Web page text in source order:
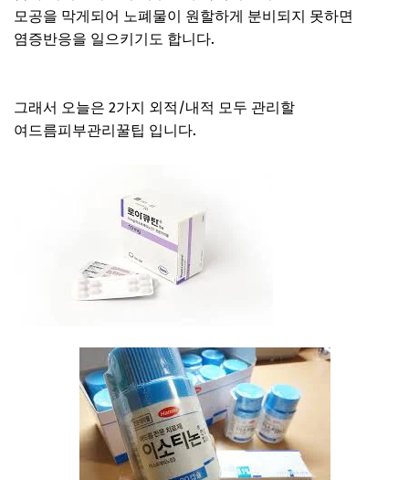
모공을 막게되어 노폐물이 원할하게 분비되지 못하면
염증반응을 일으키기도 합니다.
그래서 오늘은 2가지 외적/내적 모두 관리할
여드름피부관리꿀팁 입니다.